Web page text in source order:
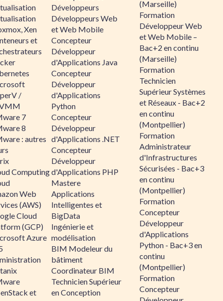
Xen
et
/
7
8
: autres
Computing
Web
(AWS)
Cloud
(GCP)
Azure
et
Développeurs
Développeurs Web
et Web Mobile
Concepteur
Développeur
d'Applications Java
Concepteur
Développeur
d'Applications
Python
Concepteur
Développeur
d'Applications .NET
Concepteur
Développeur
d'Applications PHP
Mastere
Applications
Intelligentes et
BigData
Ingénierie et
modélisation
BIM Modeleur du
bâtiment
Coordinateur BIM
Technicien Supérieur
en Conception
(Marseille)
Formation
Développeur Web
et Web Mobile –
Bac+2 en continu
(Marseille)
Formation
Technicien
Supérieur Systèmes
et Réseaux - Bac+2
en continu
(Montpellier)
Formation
Administrateur
d'Infrastructures
Sécurisées - Bac+3
en continu
(Montpellier)
Formation
Concepteur
Développeur
d'Applications
Python - Bac+3 en
continu
(Montpellier)
Formation
Concepteur